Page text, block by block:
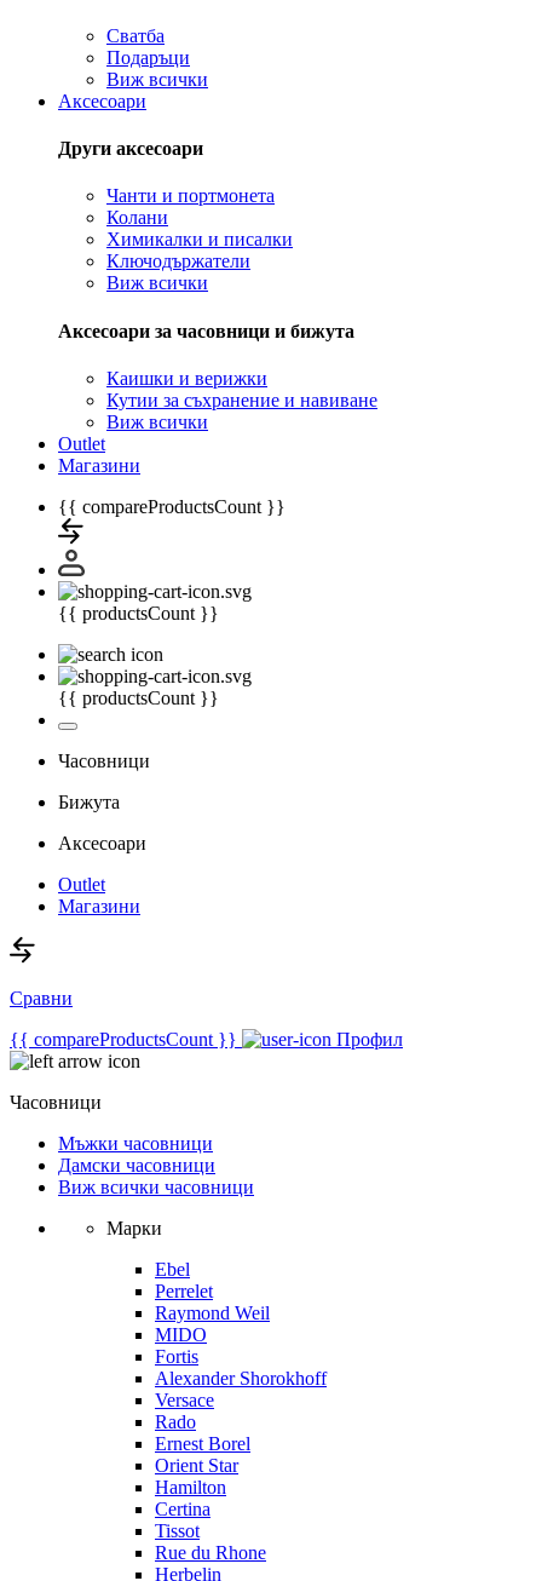
Сватба
Подаръци
Виж всички
Аксесоари
Други аксесоари
Чанти и портмонета
Колани
Химикалки и писалки
Ключодържатели
Виж всички
Аксесоари за часовници и бижута
Каишки и верижки
Кутии за съхранение и навиване
Виж всички
Outlet
Магазини
{{ compareProductsCount }}
{{ productsCount }}
{{ productsCount }}
Часовници
Бижута
Аксесоари
Outlet
Магазини
Сравни
{{ compareProductsCount }}
Профил
Часовници
Мъжки часовници
Дамски часовници
Виж всички часовници
Марки
Ebel
Perrelet
Raymond Weil
MIDO
Fortis
Alexander Shorokhoff
Versace
Rado
Ernest Borel
Orient Star
Hamilton
Certina
Tissot
Rue du Rhone
Herbelin